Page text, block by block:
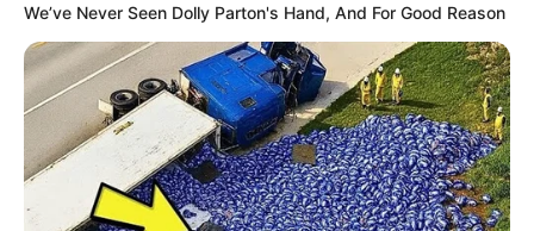
We’ve Never Seen Dolly Parton's Hand, And For Good Reason